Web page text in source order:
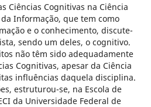
Ciências Cognitivas na Ciência
Informação, que tem como
e o conhecimento, discute-
sendo um deles, o cognitivo.
não têm sido adequadamente
Cognitivas, apesar da Ciência
influências daquela disciplina.
estruturou-se, na Escola de
da Universidade Federal de